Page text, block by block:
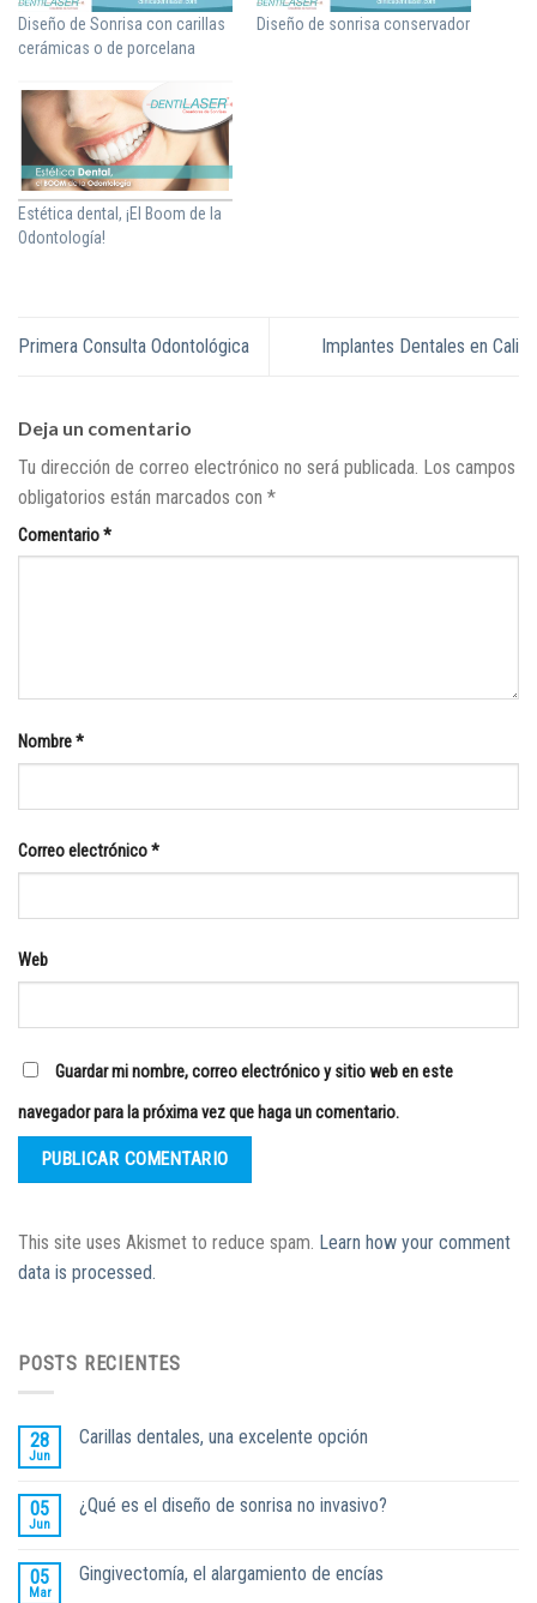
Diseño de Sonrisa con carillas
cerámicas o de porcelana
Diseño de sonrisa conservador
Estética dental, ¡El Boom de la
Odontología!
Primera Consulta Odontológica Implantes Dentales en Cali
Deja un comentario
Tu dirección de correo electrónico no será publicada. Los campos
obligatorios están marcados con *
Comentario*
Nombre*
Correo electrónico*
Web
Guardar mi nombre, correo electrónico y sitio web en este
navegador para la próxima vez que haga un comentario.
This site uses Akismet to reduce spam. Learn how your comment
data is processed.
POSTS RECIENTES
28
Jun
Carillas dentales, una excelente opción
05
Jun
¿Qué es el diseño de sonrisa no invasivo?
05
Mar
Gingivectomía, el alargamiento de encías